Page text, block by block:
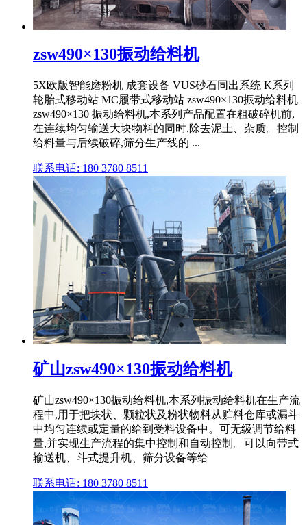
zsw490×130振动给料机
5X欧版智能磨粉机 成套设备 VUS砂石同出系统 K系列
轮胎式移动站 MC履带式移动站 zsw490×130振动给料机
zsw490×130 振动给料机,本系列产品配置在粗破碎机前,
在连续均匀输送大块物料的同时,除去泥土、杂质。控制
给料量与后续破碎,筛分生产线的 ...
联系电话: 180 3780 8511
矿山zsw490×130振动给料机
矿山zsw490×130振动给料机,本系列振动给料机在生产流
程中,用于把块状、颗粒状及粉状物料从贮料仓库或漏斗
中均匀连续或定量的给到受料设备中。可无级调节给料
量,并实现生产流程的集中控制和自动控制。可以向带式
输送机、斗式提升机、筛分设备等给
联系电话: 180 3780 8511